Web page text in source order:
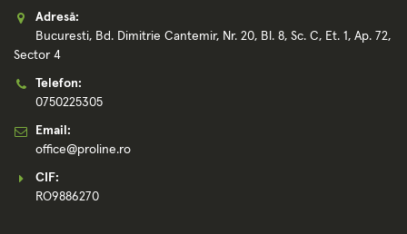
Adresă:
Bucuresti, Bd. Dimitrie Cantemir, Nr. 20, Bl. 8, Sc. C, Et. 1, Ap. 72,
Sector 4
Telefon:
0750225305
Email:
office@proline.ro
CIF:
RO9886270